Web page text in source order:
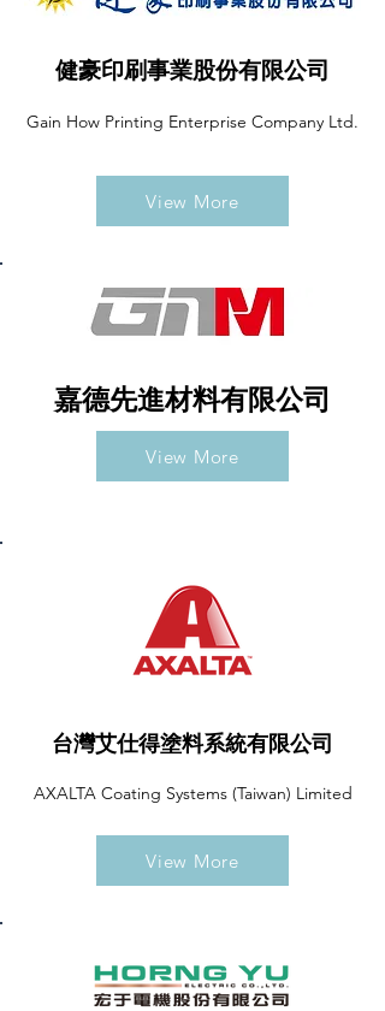
健豪印刷事業股份有限公司
Gain How Printing Enterprise Company Ltd.
View More
嘉德先進材料有限公司
View More
台灣艾仕得塗料系統有限公司
AXALTA Coating Systems (Taiwan) Limited
View More